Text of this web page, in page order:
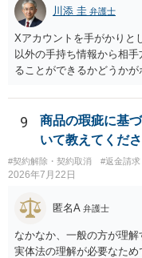
川添 圭 弁護士
Xアカウントを手がかりと
以外の手持ち情報から相
ることができるかどうか
せることになるでしょう
に検討してもらう必要が
いますので個別に確認い
るかどうかが問題になり
仮に回収できたとしても弁
少なくなる可能性もあるよ
9
商品の瑕疵に基
いて教えてくだ
#契約解除・契約取消 #返金請求
2026年7月22日
匿名A 弁護士
なかなか、一般の方が理
実体法の理解が必要なた